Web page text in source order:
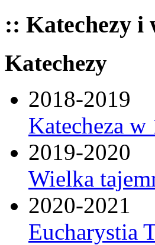
:: Katechezy i
Katechezy
2018-2019
Katecheza
2019-2020
Wielka
2020-2021
Eucharystia